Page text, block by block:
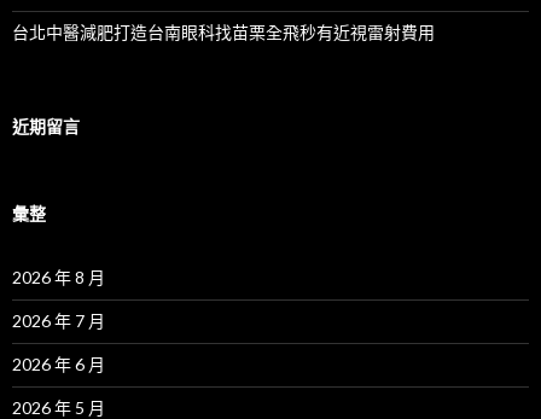
台北中醫減肥打造台南眼科找苗栗全飛秒有近視雷射費用
近期留言
彙整
2026 年 8 月
2026 年 7 月
2026 年 6 月
2026 年 5 月